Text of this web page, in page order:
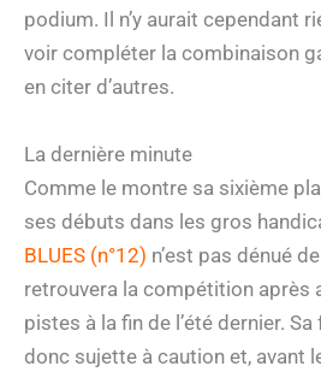
podium. Il n’y aurait cependant
voir compléter la combinaison
en citer d’autres.
La dernière minute
Comme le montre sa sixième
ses débuts dans les gros
BLUES (n°12) n’est pas dénué
retrouvera la compétition après
pistes à la fin de l’été dernier.
donc sujette à caution et, avant